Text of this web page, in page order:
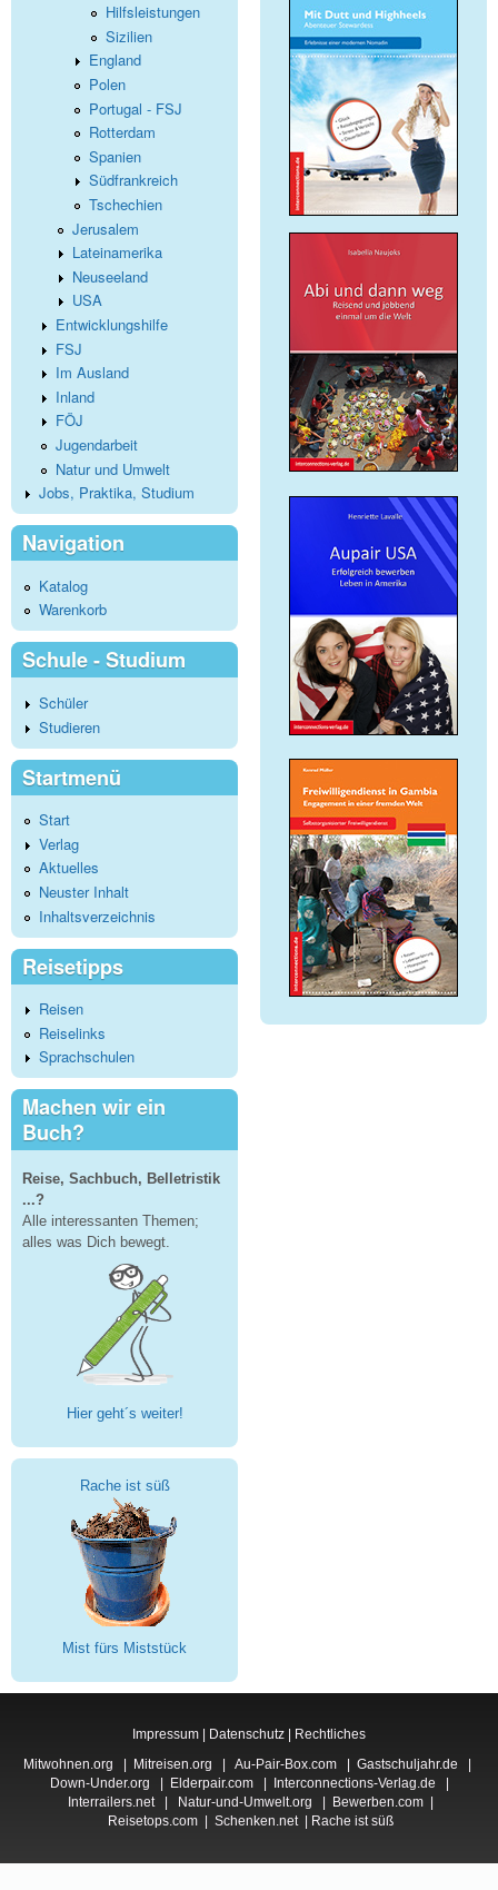
Hilfsleistungen
Sizilien
England
Polen
Portugal - FSJ
Rotterdam
Spanien
Südfrankreich
Tschechien
Jerusalem
Lateinamerika
Neuseeland
USA
Entwicklungshilfe
FSJ
Im Ausland
Inland
FÖJ
Jugendarbeit
Natur und Umwelt
Jobs, Praktika, Studium
Navigation
Katalog
Warenkorb
Schule - Studium
Schüler
Studieren
Startmenü
Start
Verlag
Aktuelles
Neuster Inhalt
Inhaltsverzeichnis
Reisetipps
Reisen
Reiselinks
Sprachschulen
Machen wir ein
Buch?
Reise, Sachbuch, Belletristik
...?
Alle interessanten Themen;
alles was Dich bewegt.
Hier geht´s weiter!
Rache ist süß
Mist fürs Miststück
Impressum Datenschutz
Rechtliches
Mitwohnen.org | Mitreisen.org | Au-Pair-Box.com | Gastschuljahr.de |
Down-Under.org | Elderpair.com| Interconnections-Verlag.de |
Interrailers.net | Natur-und-Umwelt.org | Bewerben.com |
Reisetops.com | Schenken.net | Rache ist süß